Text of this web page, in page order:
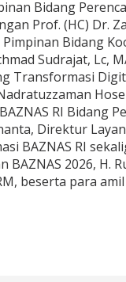
Bidang
Prof. (HC) Dr.
Pimpinan Bidang
Sudrajat, Lc,
Transformasi
RI Bidang
Direktur
BAZNAS RI
BAZNAS 2026, H.
beserta para